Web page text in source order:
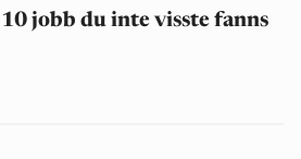
10 jobb du inte visste fanns